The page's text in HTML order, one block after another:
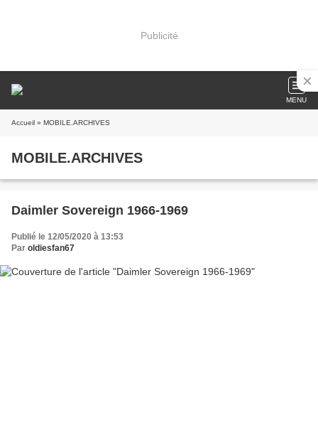
Publicité
MENU
Accueil » MOBILE.ARCHIVES
MOBILE.ARCHIVES
Daimler Sovereign 1966-1969
Publié le 12/05/2020 à 13:53
Par oldiesfan67